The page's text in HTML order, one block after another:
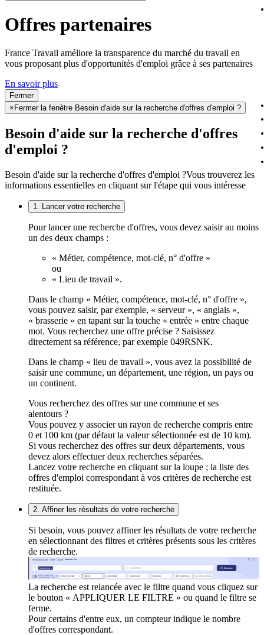
Offres partenaires
France Travail améliore la transparence du marché du travail en
vous proposant plus d'opportunités d'emploi grâce à ses partenaires
En savoir plus
Fermer
× Fermer la fenêtre Besoin d'aide sur la recherche d'offres d'emploi ?
Besoin d'aide sur la recherche d'offres
d'emploi ?
Besoin d'aide sur la recherche d'offres d'emploi ?Vous trouverez les
informations essentielles en cliquant sur l'étape qui vous intéresse
1. Lancer votre recherche
Pour lancer une recherche d'offres, vous devez saisir au moins
un des deux champs :
« Métier, compétence, mot-clé, n° d'offre »
ou
« Lieu de travail ».
Dans le champ « Métier, compétence, mot-clé, n° d'offre »,
vous pouvez saisir, par exemple, « serveur », « anglais »,
« brasserie » en tapant sur la touche « entrée » entre chaque
mot. Vous recherchez une offre précise ? Saisissez
directement sa référence, par exemple 049RSNK.
Dans le champ « lieu de travail », vous avez la possibilité de
saisir une commune, un département, une région, un pays ou
un continent.
Vous recherchez des offres sur une commune et ses
alentours ?
Vous pouvez y associer un rayon de recherche compris entre
0 et 100 km (par défaut la valeur sélectionnée est de 10 km).
Si vous recherchez des offres sur deux départements, vous
devez alors effectuer deux recherches séparées.
Lancez votre recherche en cliquant sur la loupe ; la liste des
offres d'emploi correspondant à vos critères de recherche est
restituée.
2. Affiner les résultats de votre recherche
Si besoin, vous pouvez affiner les résultats de votre recherche
en sélectionnant des filtres et critères présents sous les critères
de recherche.
La recherche est relancée avec le filtre quand vous cliquez sur
le bouton « APPLIQUER LE FILTRE » ou quand le filtre se
ferme.
Pour certains d'entre eux, un compteur indique le nombre
d'offres correspondant.